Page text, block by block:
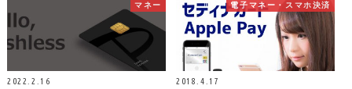
マネー
2022.2.16
電子マネー・スマホ決済
2018.4.17